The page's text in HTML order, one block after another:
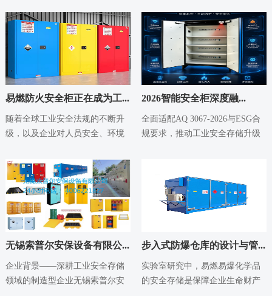
易燃防火安全柜正在成为工...
2026-05-18
随着全球工业安全法规的不断升
级，以及企业对人员安全、环境
高，易燃防火安全柜...
2026智能安全柜深度融...
2026-05-14
全面适配AQ 3067-2026与ESG合
规要求，推动工业安全存储升级
无锡索普尔安保设备有限公...
2026-05-14
企业背景——深耕工业安全存储
领域的制造型企业无锡索普尔安
步入式防爆仓库的设计与管...
2026-05-14
实验室研究中，易燃易爆化学品
的安全存储是保障企业生命财产